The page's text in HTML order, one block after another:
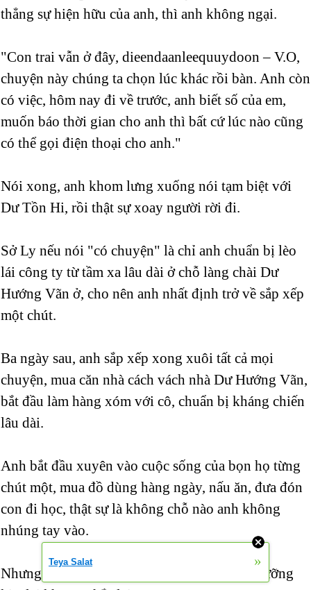
thẳng sự hiện hữu của anh, thì anh không ngại.
"Con trai vẫn ở đây, dieendaanleequuydoon – V.O,
chuyện này chúng ta chọn lúc khác rồi bàn. Anh còn
có việc, hôm nay đi về trước, anh biết số của em,
muốn báo thời gian cho anh thì bất cứ lúc nào cũng
có thể gọi điện thoại cho anh."
Nói xong, anh khom lưng xuống nói tạm biệt với
Dư Tồn Hi, rồi thật sự xoay người rời đi.
Sở Ly nếu nói "có chuyện" là chỉ anh chuẩn bị lèo
lái công ty từ tầm xa lâu dài ở chỗ làng chài Dư
Hướng Vãn ở, cho nên anh nhất định trở về sắp xếp
một chút.
Ba ngày sau, anh sắp xếp xong xuôi tất cả mọi
chuyện, mua căn nhà cách vách nhà Dư Hướng Vãn,
bắt đầu làm hàng xóm với cô, chuẩn bị kháng chiến
lâu dài.
Anh bắt đầu xuyên vào cuộc sống của bọn họ từng
chút một, mua đồ dùng hàng ngày, nấu ăn, đưa đón
con đi học, thật sự là không chỗ nào anh không
nhúng tay vào.
Nhưng cái ngày nói về chuyện quyền nuôi dưỡng
Teya Salat »